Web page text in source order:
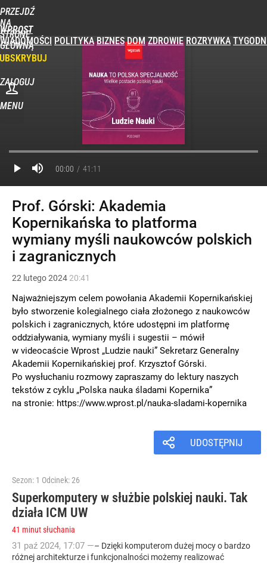
PRZEJDŹ
NA
STRONĘ
GŁÓWNĄ
WPROST
WIADOMOŚCI POLITYKA BIZNES DOM ZDROWIE ROZRYWKA
ZALOGUJ
MENU
Prof. Górski: Akademia
Kopernikańska to platforma
wymiany myśli naukowców polskich
i zagranicznych
22 lutego2024 20:41
Najważniejszym celem powołania Akademii Kopernikańskiej
było stworzenie kolegialnego ciała złożonego z naukowców
polskich i zagranicznych, które udostępni im platformę
oddziaływania, wymiany myśli i sugestii – mówił
w videocaście Wprost „Ludzie nauki” Sekretarz Generalny
Akademii Kopernikańskiej prof. Krzysztof Górski.
Po wysłuchaniu rozmowy zapraszamy do lektury naszych
tekstów z cyklu „Polska nauka śladami Kopernika”
na stronie: ⁠https://www.wprost.pl/nauka-sladami-kopernika⁠
00:00 41:11
UDOSTĘPNIJ
Sezon: 1 Odcinek: 26
Superkomputery w służbie polskiej nauki. Tak
działa ICM UW
41 minut słuchania
31 paź 2024, 17:07 —– Dzięki komputerom dużej mocy o bardzo
różnej architekturze i funkcjonalności możemy realizować